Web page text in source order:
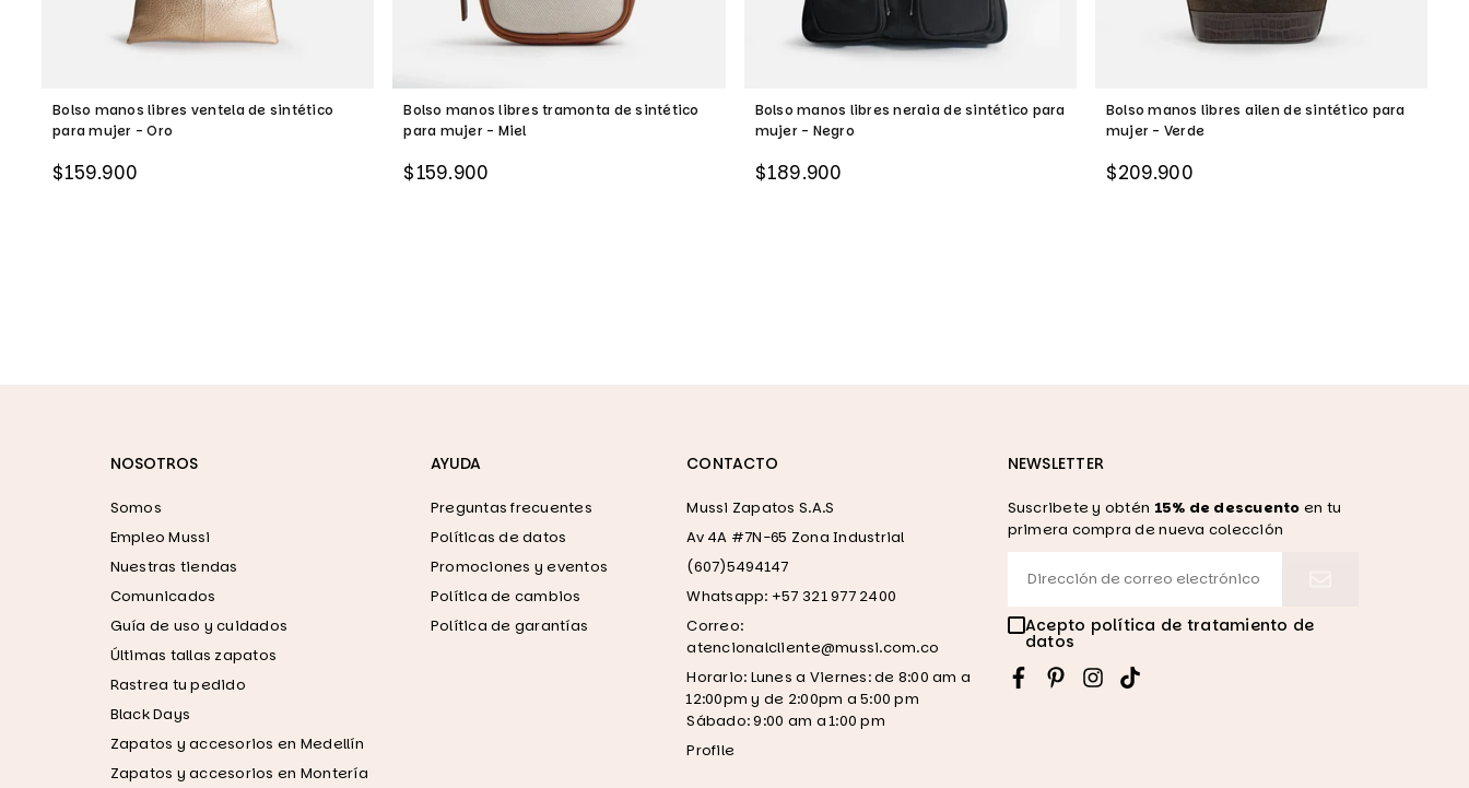
Bolso manos libres ventela de sintético
para mujer - Oro
Precio
$159.900
Bolso manos libres tramonta de sintético
para mujer - Miel
Precio
$159.900
Bolso manos libres neraia de sintético para
mujer - Negro
Precio
$189.900
Bolso manos libres ailen de sintético para
mujer - Verde
Precio
$209.900
NOSOTROS
Somos
Empleo Mussi
Nuestras tiendas
Comunicados
Guía de uso y cuidados
Últimas tallas zapatos
Rastrea tu pedido
Black Days
Zapatos y accesorios en Medellín
Zapatos y accesorios en Montería
AYUDA
Preguntas frecuentes
Políticas de datos
Promociones y eventos
Política de cambios
Política de garantías
CONTACTO
Mussi Zapatos S.A.S
Av 4A #7N-65 Zona Industrial
(607)5494147
Whatsapp: +57 321 977 2400
Correo:
atencionalcliente@mussi.com.co
Horario: Lunes a Viernes: de 8:00 am a
12:00pm y de 2:00pm a 5:00 pm
Sábado: 9:00 am a 1:00 pm
Profile
NEWSLETTER
Suscribete y obtén 15% de descuento en tu
primera compra de nueva colección
Acepto política de tratamiento de
datos
FacebookPinterestInstagram
TikTok